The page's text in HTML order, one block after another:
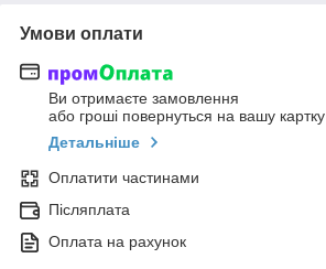
Умови оплати
Ви отримаєте замовлення
або гроші повернуться на вашу картку
Детальніше
Оплатити частинами
Післяплата
Оплата на рахунок